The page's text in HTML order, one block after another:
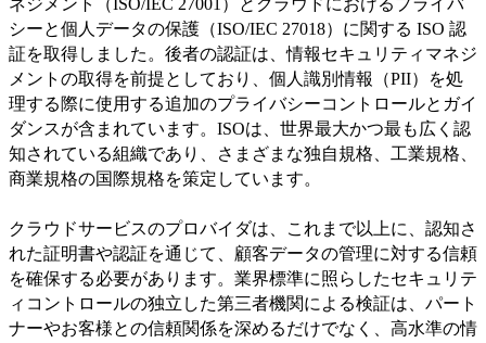
シーと個人データの保護（ISO/IEC 27018）に関する ISO 認
証を取得しました。後者の認証は、情報セキュリティマネジ
メントの取得を前提としており、個人識別情報（PII）を処
理する際に使用する追加のプライバシーコントロールとガイ
ダンスが含まれています。ISOは、世界最大かつ最も広く認
知されている組織であり、さまざまな独自規格、工業規格、
商業規格の国際規格を策定しています。
クラウドサービスのプロバイダは、これまで以上に、認知さ
れた証明書や認証を通じて、顧客データの管理に対する信頼
を確保する必要があります。業界標準に照らしたセキュリテ
ィコントロールの独立した第三者機関による検証は、パート
ナーやお客様との信頼関係を深めるだけでなく、高水準の情